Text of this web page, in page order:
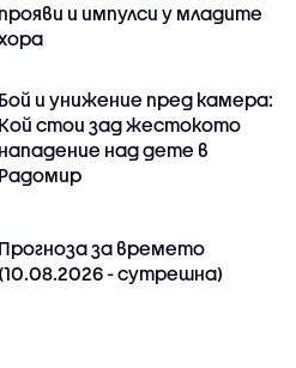
прояви и импулси у младите
Бой и унижение пред камера:
Кой стои зад жестокото
нападение над дете в
Радомир
Прогноза за времето
(10.08.2026 - сутрешна)